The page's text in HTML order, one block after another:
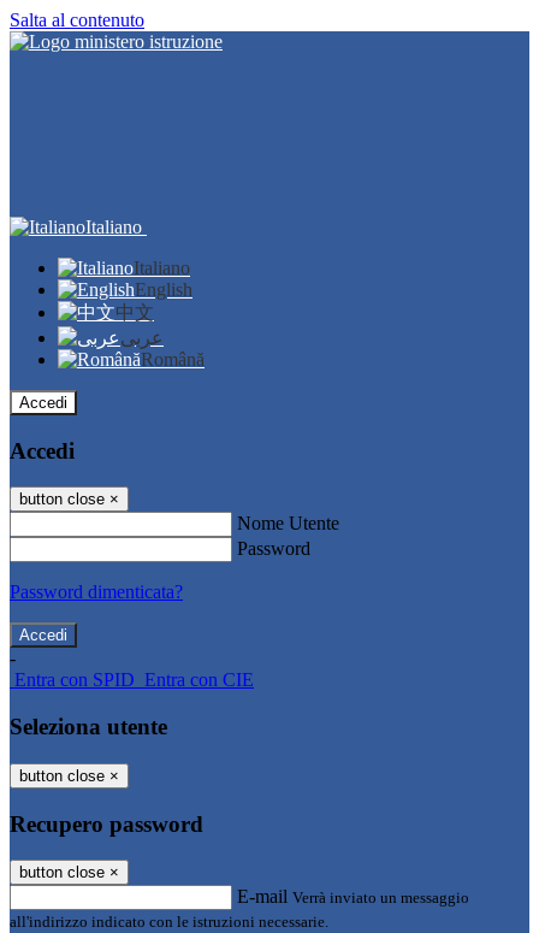
Salta al contenuto
Italiano
Italiano
English
中文
عربى
Română
Accedi
Accedi
button close ×
Nome Utente
Password
Password dimenticata?
-
Entra con SPID Entra con CIE
Seleziona utente
button close ×
Recupero password
button close ×
E-mail Verrà inviato un messaggio
all'indirizzo indicato con le istruzioni necessarie.